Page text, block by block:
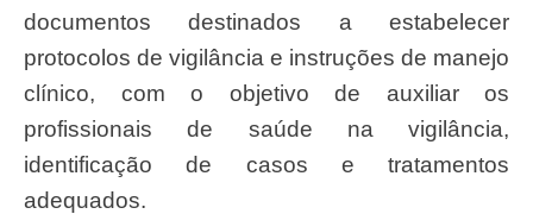
documentos destinados a estabelecer
protocolos de vigilância e instruções de manejo
clínico, com o objetivo de auxiliar os
profissionais de saúde na vigilância,
identificação de casos e tratamentos
adequados.